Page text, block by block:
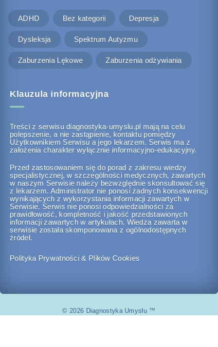
ADHD Bez kategorii Depresja
Dysleksja Spektrum Autyzmu
Zaburzenia Lękowe Zaburzenia odżywiania
Klauzula informacyjna
Treści z serwisu diagnostyka-umyslu.pl mają na celu
polepszenie, a nie zastąpienie, kontaktu pomiędzy
Użytkownikiem Serwisu a jego lekarzem. Serwis ma z
założenia charakter wyłącznie informacyjno-edukacyjny.
Przed zastosowaniem się do porad z zakresu wiedzy
specjalistycznej, w szczególności medycznych, zawartych
w naszym Serwisie należy bezwzględnie skonsultować się
z lekarzem. Administrator nie ponosi żadnych konsekwencji
wynikających z wykorzystania informacji zawartych w
Serwisie. Serwis nie ponosi odpowiedzialności za
prawidłowość, kompletność i jakość przedstawionych
informacji zawartych w artykułach. Wiedza zawarta w
serwisie została skomponowana z ogólnodostępnych
źródeł.
Polityka Prywatności & Plików Cookies
© 2026 Diagnostyka Umysłu ™